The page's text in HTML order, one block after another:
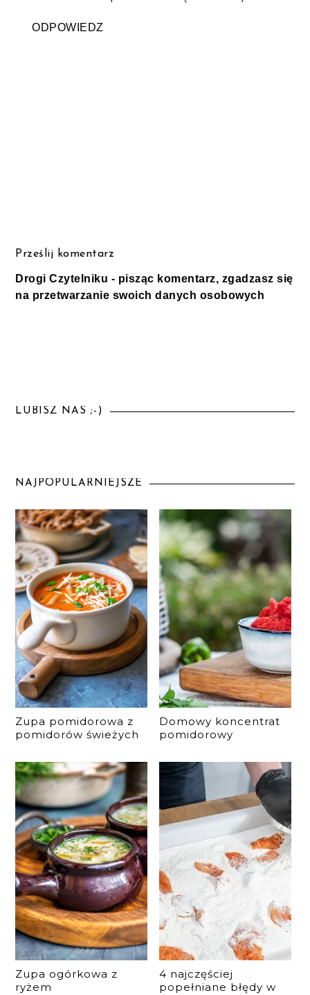
ODPOWIEDZ
Prześlij komentarz
Drogi Czytelniku - pisząc komentarz, zgadzasz się
na przetwarzanie swoich danych osobowych
LUBISZ NAS ;-)
NAJPOPULARNIEJSZE
Zupa pomidorowa z
pomidorów świeżych
Domowy koncentrat
pomidorowy
Zupa ogórkowa z
ryżem
4 najczęściej
popełniane błędy w